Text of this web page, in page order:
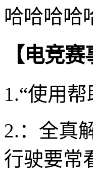
哈哈哈哈
【电竞
1.“使用
2.：全真
行驶要常